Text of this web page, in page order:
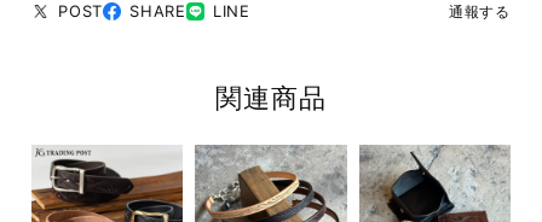
POST SHARE LINE 通報する
関連商品